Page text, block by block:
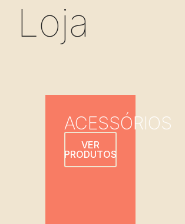
Loja
ACESSÓRIOS
VER
PRODUTOS